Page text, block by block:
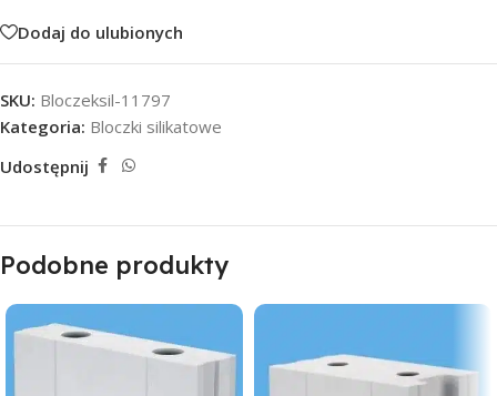
Dodaj do ulubionych
SKU: Bloczeksil-11797
Kategoria: Bloczki silikatowe
Udostępnij
Podobne produkty